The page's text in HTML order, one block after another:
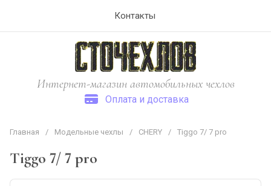
Контакты
Интернет-магазин автомобильных чехлов
Оплата и доставка
Главная / Модельные чехлы / CHERY / Tiggo 7/ 7 pro
Tiggo 7/ 7 pro